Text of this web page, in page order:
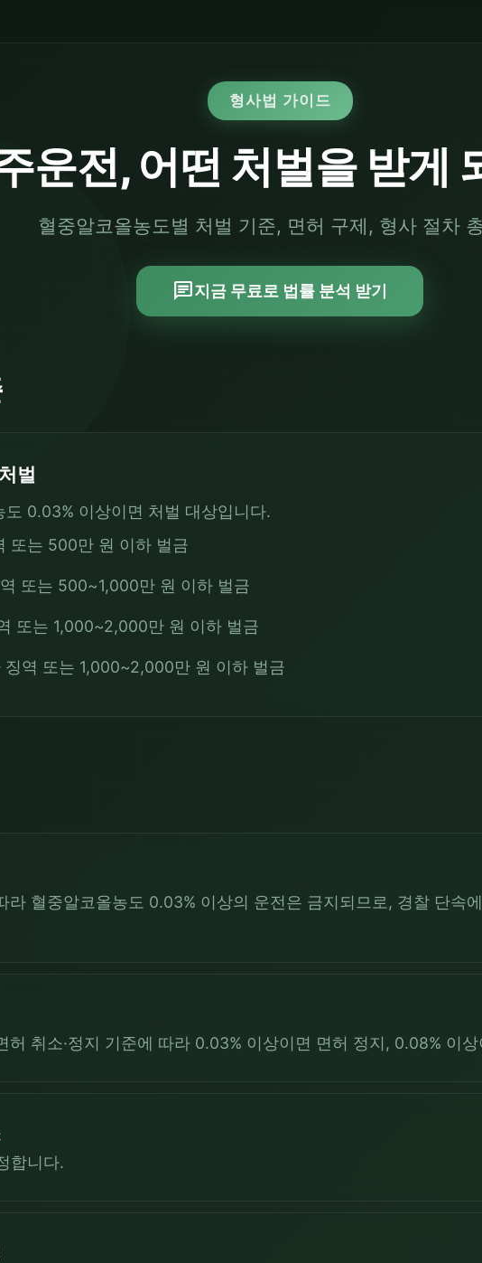
형사법 가이드
운전, 어떤 처벌을 받게
혈중알코올농도별 처벌 기준, 면허 구제, 형사 절차
chat지금 무료로 법률 분석 받기
벌
0.03% 이상이면 처벌 대상입니다.
또는 500만 원 이하 벌금
또는 500~1,000만 원 이하 벌금
또는 1,000~2,000만 원 이하 벌금
역 또는 1,000~2,000만 원 이하 벌금
라 혈중알코올농도 0.03% 이상의 운전은 금지되므로, 경찰 단속
허 취소·정지 기준에 따라 0.03% 이상이면 면허 정지, 0.08% 이
합니다.